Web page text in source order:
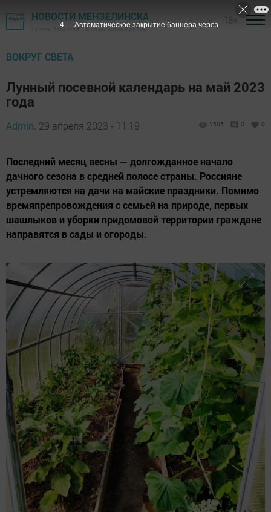
НОВОСТИ МЕНЗЕЛИНСКА
Газета "Мензеля" - Мензелинский район
ВОКРУГ СВЕТА
Лунный посевной календарь на май 2023
года
Admin, 29 апреля 2023 - 11:19 1505 0 0
Последний месяц весны — долгожданное начало
дачного сезона в средней полосе страны. Россияне
устремляются на дачи на майские праздники. Помимо
времяпрепровождения с семьей на природе, первых
шашлыков и уборки придомовой территории граждане
направятся в сады и огороды.
3 Автоматическое закрытие баннера через